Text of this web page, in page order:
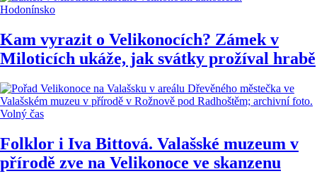
Hodonínsko
Kam vyrazit o Velikonocích? Zámek v
Miloticích ukáže, jak svátky prožíval hrabě
Volný čas
Folklor i Iva Bittová. Valašské muzeum v
přírodě zve na Velikonoce ve skanzenu